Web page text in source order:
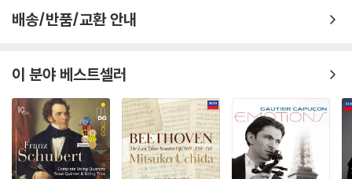
배송/반품/교환 안내
이 분야 베스트셀러